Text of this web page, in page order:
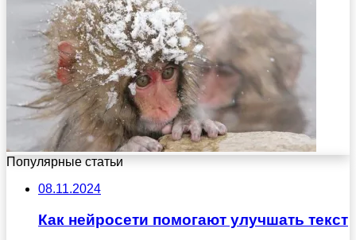
Популярные статьи
08.11.2024
Как нейросети помогают улучшать текст